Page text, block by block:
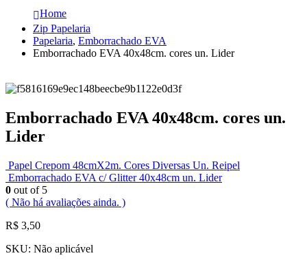
Home
Zip Papelaria
Papelaria, Emborrachado EVA
Emborrachado EVA 40x48cm. cores un. Lider
Emborrachado EVA 40x48cm. cores un.
Lider
Papel Crepom 48cmX2m. Cores Diversas Un. Reipel
Emborrachado EVA c/ Glitter 40x48cm un. Lider
0 out of 5
( Não há avaliações ainda. )
R$ 3,50
SKU: Não aplicável